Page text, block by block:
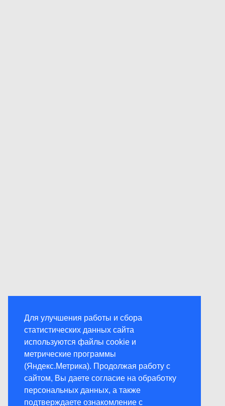
Для улучшения работы и сбора
статистических данных сайта
используются файлы cookie и
метрические программы
(Яндекс.Метрика). Продолжая работу с
сайтом, Вы даете согласие на обработку
персональных данных, а также
подтверждаете ознакомление с